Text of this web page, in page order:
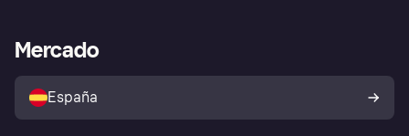
Directorio de tiendas
Política de protección al
comprador de Klarna
Reclamaciones
Acceso empresas
Mercado
España